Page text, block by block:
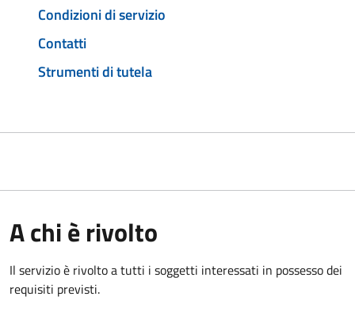
Condizioni di servizio
Contatti
Strumenti di tutela
A chi è rivolto
Il servizio è rivolto a tutti i soggetti interessati in possesso dei
requisiti previsti.